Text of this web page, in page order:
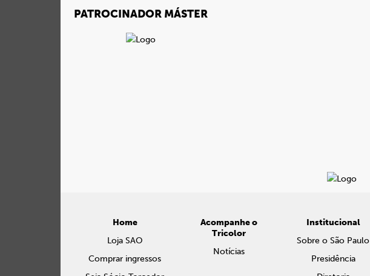
PATROCINADOR MÁSTER
Home
Loja SAO
Comprar ingressos
Acompanhe o
Tricolor
Notícias
Institucional
Sobre o São Paulo
Presidência